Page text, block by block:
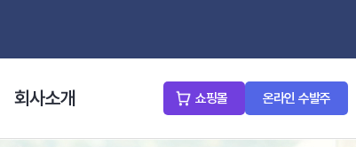
회사소개 쇼핑몰 온라인 수발주